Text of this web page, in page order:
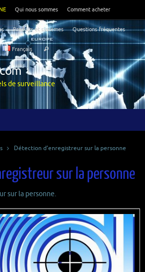
Qui nous sommes Comment acheter
Produits et systèmes Questions fréquentes
Français
Recherche
pour
:
Rechercher
de surveillance
Détection d’enregistreur sur la personne
sur la personne
sur la personne.